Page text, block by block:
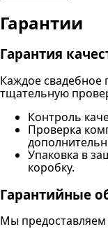
Гарантии
Гарантия
Каждое свадебное
тщательную
Контроль
Проверка
Упаковка в
коробку.
Гарантийные
Мы